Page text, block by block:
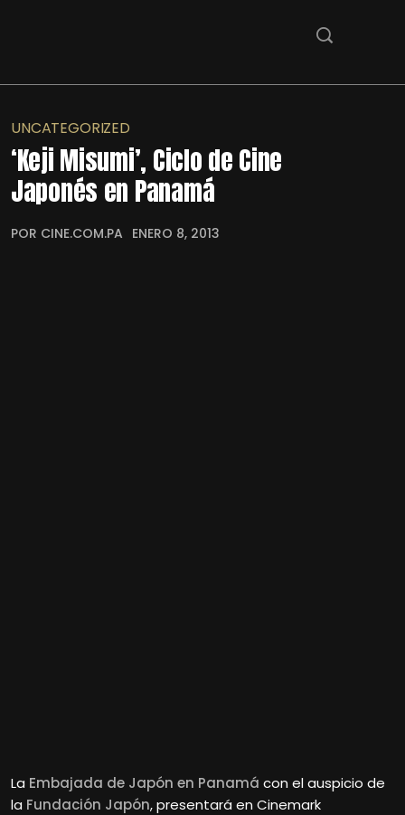
UNCATEGORIZED
‘Keji Misumi’, Ciclo de Cine
Japonés en Panamá
POR CINE.COM.PA ENERO 8, 2013
La Embajada de Japón en Panamá con el auspicio de
la Fundación Japón, presentará en Cinemark